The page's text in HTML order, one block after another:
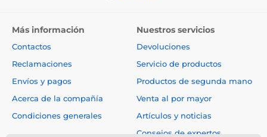
Más información
Contactos
Reclamaciones
Envíos y pagos
Acerca de la compañía
Condiciones generales
Nuestros servicios
Devoluciones
Servicio de productos
Productos de segunda mano
Venta al por mayor
Artículos y noticias
Consejos de expertos